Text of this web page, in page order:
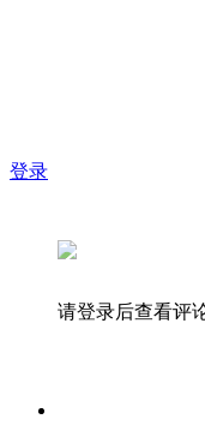
登录
请登录后查看评